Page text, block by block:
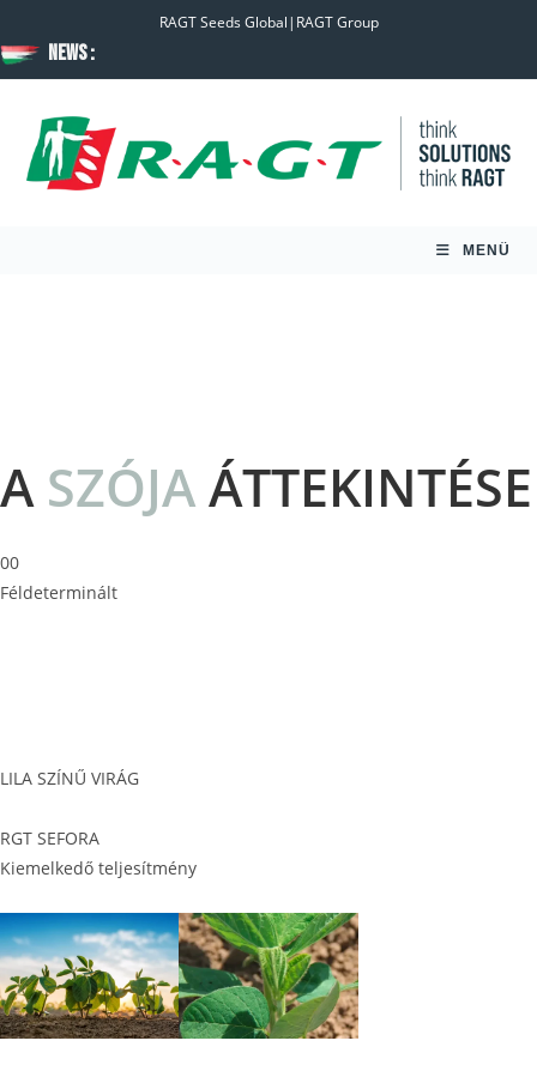
News :
RAGT Seeds Global | RAGT Group
MENÜ
A SZÓJAÁTTEKINTÉSE
00
Féldeterminált
LILA SZÍNŰ VIRÁG
RGT SEFORA
Kiemelkedő teljesítmény